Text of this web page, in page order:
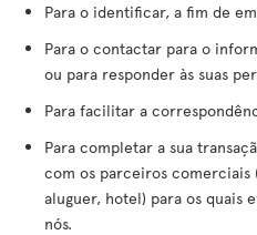
Para o identificar, a fim de
Para o contactar para o
ou para responder às suas
Para facilitar a
Para completar a sua
com os parceiros comerciais
aluguer, hotel) para os quais
nós.